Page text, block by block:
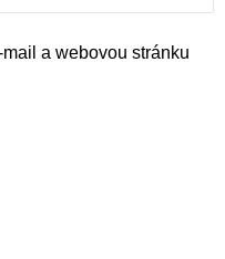
a webovou stránku